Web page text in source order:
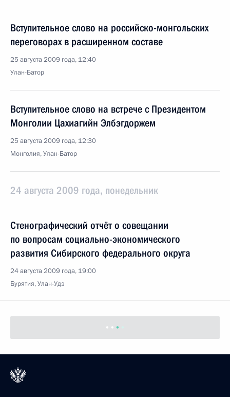
Вступительное слово на российско-монгольских
переговорах в расширенном составе
25 августа 2009 года, 12:40
Улан-Батор
Вступительное слово на встрече с Президентом
Монголии Цахиагийн Элбэгдоржем
25 августа 2009 года, 12:30
Монголия, Улан-Батор
24 августа 2009 года, понедельник
Стенографический отчёт о совещании
по вопросам социально-экономического
развития Сибирского федерального округа
24 августа 2009 года, 19:00
Бурятия, Улан-Удэ